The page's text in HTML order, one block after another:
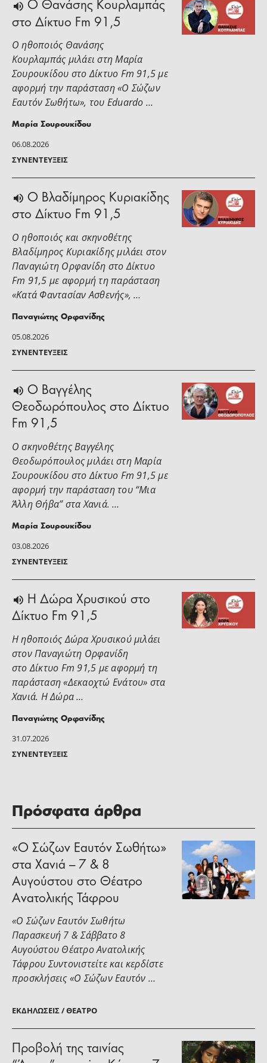
06.08.2026
ΣΥΝΕΝΤΕΎΞΕΙΣ
Ο Θανάσης Κουρλαμπάς
στο Δίκτυο Fm 91,5
Ο ηθοποιός Θανάσης
Κουρλαμπάς μιλάει στη Μαρία
Σουρουκίδου στο Δίκτυο Fm 91,5 με
αφορμή την παράσταση «Ο Σώζων
Εαυτόν Σωθήτω», του Eduardo …
Μαρία Σουρουκίδου
05.08.2026
ΣΥΝΕΝΤΕΎΞΕΙΣ
O Βλαδίμηρος Κυριακίδης
στο Δίκτυο Fm 91,5
Ο ηθοποιός και σκηνοθέτης
Βλαδίμηρος Κυριακίδης μιλάει στoν
Παναγιώτη Ορφανίδη στο Δίκτυο
Fm 91,5 με αφορμή τη παράσταση
«Κατά Φαντασίαν Ασθενής», …
Παναγιώτης Ορφανίδης
03.08.2026
ΣΥΝΕΝΤΕΎΞΕΙΣ
Ο Βαγγέλης
Θεοδωρόπουλος στο Δίκτυο
Fm 91,5
Ο σκηνοθέτης Βαγγέλης
Θεοδωρόπουλος μιλάει στη Μαρία
Σουρουκίδου στο Δίκτυο Fm 91,5 με
αφορμή την παράσταση του “Μια
Άλλη Θήβα” στα Χανιά. …
Μαρία Σουρουκίδου
31.07.2026
ΣΥΝΕΝΤΕΎΞΕΙΣ
H Δώρα Χρυσικού στο
Δίκτυο Fm 91,5
Η ηθοποιός Δώρα Χρυσικού μιλάει
στoν Παναγιώτη Ορφανίδη
στο Δίκτυο Fm 91,5 με αφορμή τη
παράσταση «Δεκαοχτώ Ενάτου» στα
Χανιά. Η Δώρα …
Παναγιώτης Ορφανίδης
Πρόσφατα άρθρα
ΕΚΔΗΛΏΣΕΙΣ / ΘΈΑΤΡΟ
«Ο Σώζων Εαυτόν Σωθήτω»
στα Χανιά – 7 & 8
Αυγούστου στο Θέατρο
Ανατολικής Τάφρου
«Ο Σώζων Εαυτόν Σωθήτω
Παρασκευή 7 & Σάββατο 8
Αυγούστου Θέατρο Ανατολικής
Τάφρου Συντονιστείτε και κερδίστε
προσκλήσεις «Ο Σώζων Εαυτόν …
Προβολή της ταινίας